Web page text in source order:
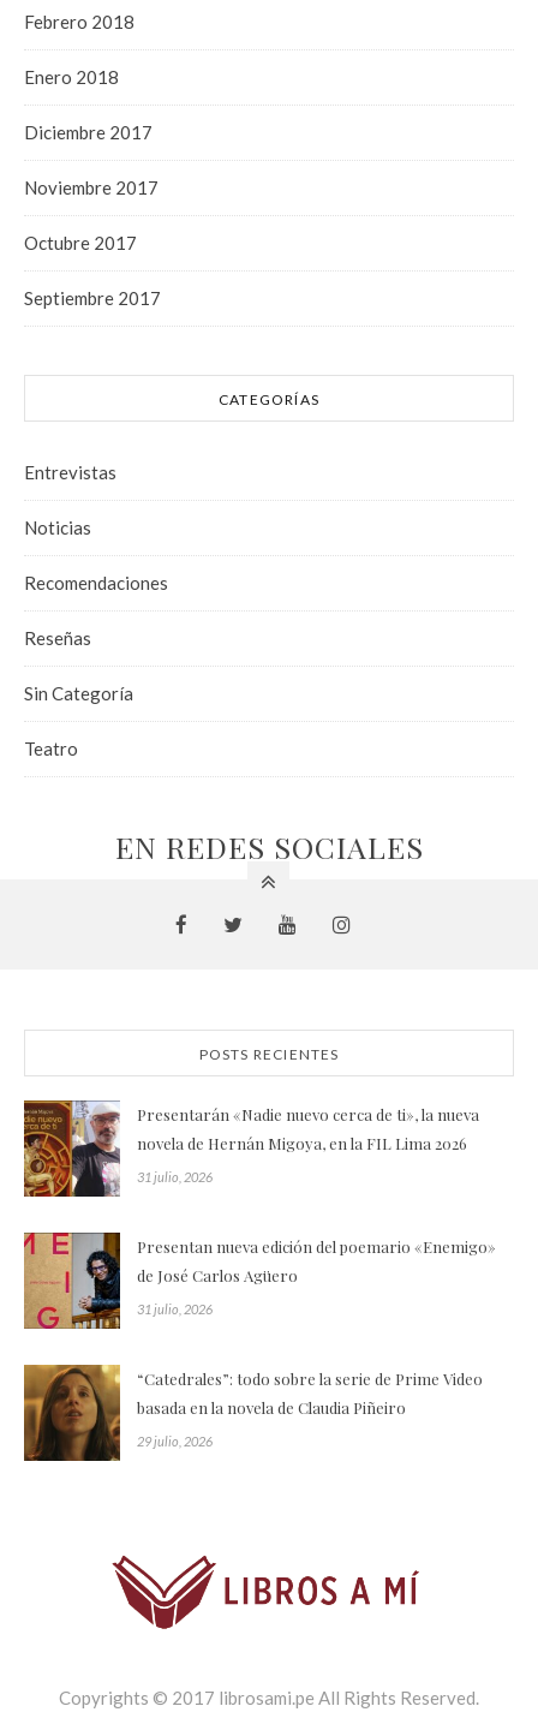
Febrero 2018
Enero 2018
Diciembre 2017
Noviembre 2017
Octubre 2017
Septiembre 2017
CATEGORÍAS
Entrevistas
Noticias
Recomendaciones
Reseñas
Sin Categoría
Teatro
EN REDES SOCIALES
POSTS RECIENTES
Presentarán «Nadie nuevo cerca de ti», la nueva
novela de Hernán Migoya, en la FIL Lima 2026
31 julio, 2026
Presentan nueva edición del poemario «Enemigo»
de José Carlos Agüero
31 julio, 2026
“Catedrales”: todo sobre la serie de Prime Video
basada en la novela de Claudia Piñeiro
29 julio, 2026
Copyrights © 2017 librosami.pe All Rights Reserved.